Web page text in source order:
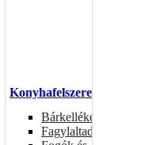
Konyhafelszerelés
Bárkellékek
Fagylaltadagolók